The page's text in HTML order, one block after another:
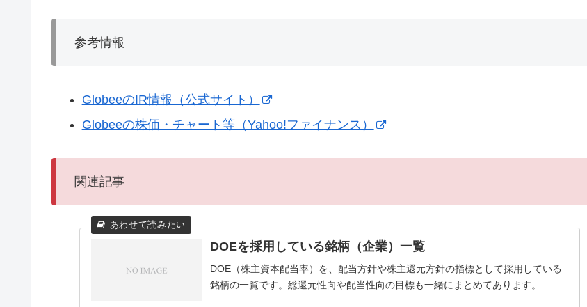
参考情報
GlobeeのIR情報（公式サイト）
Globeeの株価・チャート等（Yahoo!ファイナンス）
関連記事
DOEを採用している銘柄（企業）一覧
DOE（株主資本配当率）を、配当方針や株主還元方針の指標として採用している
銘柄の一覧です。総還元性向や配当性向の目標も一緒にまとめてあります。